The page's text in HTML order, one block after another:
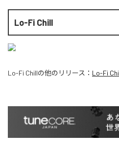
Lo-Fi Chill
Lo-Fi Chillの他のリリース： Lo-Fi